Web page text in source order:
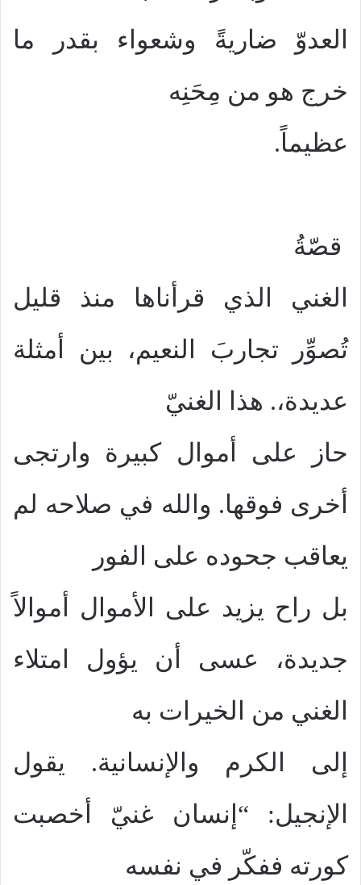
العدوّ ضاريةً وشعواء بقدر ما
خرج هو من مِحَنِه
عظيماً.
قصّةُ
الغني الذي قرأناها منذ قليل
تُصوِّر تجاربَ النعيم، بين أمثلة
عديدة،. هذا الغنيّ
حاز على أموال كبيرة وارتجى
أخرى فوقها. والله في صلاحه لم
يعاقب جحوده على الفور
بل راح يزيد على الأموال أموالاً
جديدة، عسى أن يؤول امتلاء
الغني من الخيرات به
إلى الكرم والإنسانية. يقول
الإنجيل: “إنسان غنيّ أخصبت
كورته ففكّر في نفسه